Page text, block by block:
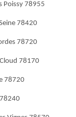
Poissy 78955
78420
78720
78170
78720